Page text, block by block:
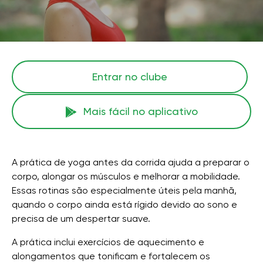
Entrar no clube
Mais fácil no aplicativo
A prática de yoga antes da corrida ajuda a preparar o
corpo, alongar os músculos e melhorar a mobilidade.
Essas rotinas são especialmente úteis pela manhã,
quando o corpo ainda está rígido devido ao sono e
precisa de um despertar suave.
A prática inclui exercícios de aquecimento e
alongamentos que tonificam e fortalecem os